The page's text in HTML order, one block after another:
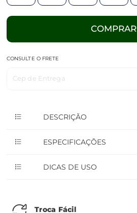
COMPRAR
CONSULTE O FRETE
Cep de Entrega
DESCRIÇÃO
ESPECIFICAÇÕES
DICAS DE USO
Troca Fácil